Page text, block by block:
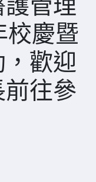
護管理
校慶暨
歡迎
往參